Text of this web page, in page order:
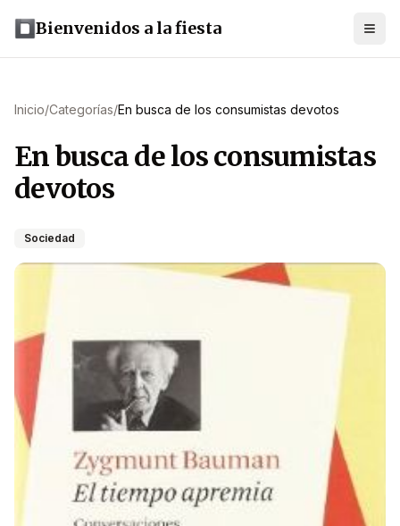
Bienvenidos a la fiesta
Inicio/Categorías/En busca de los consumistas devotos
En busca de los consumistas
devotos
Sociedad